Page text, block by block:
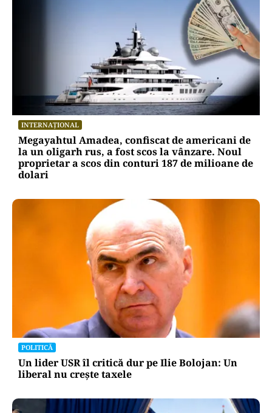
INTERNAȚIONAL
Megayahtul Amadea, confiscat de americani de
la un oligarh rus, a fost scos la vânzare. Noul
proprietar a scos din conturi 187 de milioane de
dolari
POLITICĂ
Un lider USR îl critică dur pe Ilie Bolojan: Un
liberal nu crește taxele